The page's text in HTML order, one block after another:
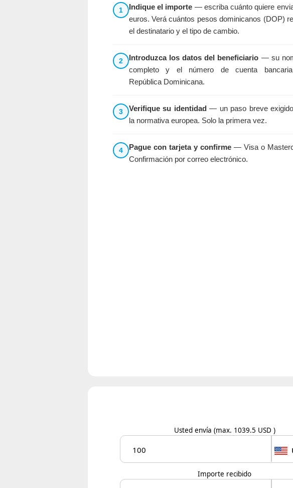
1 Indique el importe — escriba cuánto quiere
euros. Verá cuántos pesos dominicanos (DOP)
el destinatario y el tipo de cambio.
2 Introduzca los datos del beneficiario — su
completo y el número de cuenta
República Dominicana.
3 Verifique su identidad— un paso breve
la normativa europea. Solo la primera vez.
4 Pague con tarjeta y confirme— Visa o
Confirmación por correo electrónico.
Usted envía (max. 1039.5 USD )
Importe recibido